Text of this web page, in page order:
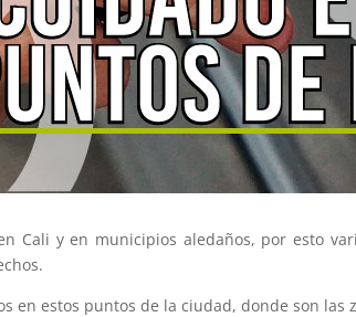
Cali y en municipios aledaños, por esto
en estos puntos de la ciudad, donde son las